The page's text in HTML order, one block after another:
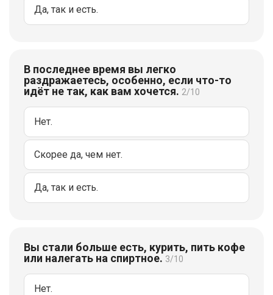
Да, так и есть.
В последнее время вы легко
раздражаетесь, особенно, если что-то
идёт не так, как вам хочется. 2/10
Нет.
Скорее да, чем нет.
Да, так и есть.
Вы стали больше есть, курить, пить кофе
или налегать на спиртное. 3/10
Нет.